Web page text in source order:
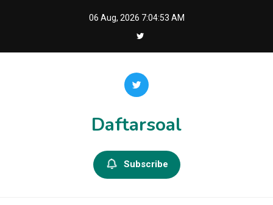
06 Aug, 2026 7:04:54 AM
Daftarsoal
Subscribe